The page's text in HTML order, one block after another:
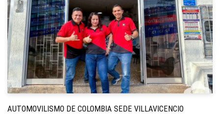
AUTOMOVILISMO DE COLOMBIA SEDE VILLAVICENCIO